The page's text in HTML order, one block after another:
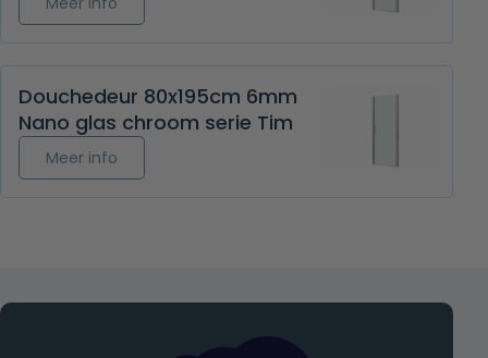
Douchedeur 80x195cm 6mm
Nano glas chroom serie Tim
Meer info